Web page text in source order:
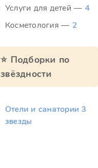
Услуги для детей — 4
Косметология — 2
⭐ Подборки по
звёздности
Отели и санатории 3
звезды